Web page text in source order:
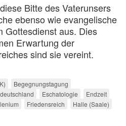
Bitte des Vaterunsers
ebenso wie evangelische
Gottesdienst aus. Dies
Erwartung der
sind sie vereint.
Begegnungstagung
Eschatologie
Endzeit
Friedensreich Halle (Saale)